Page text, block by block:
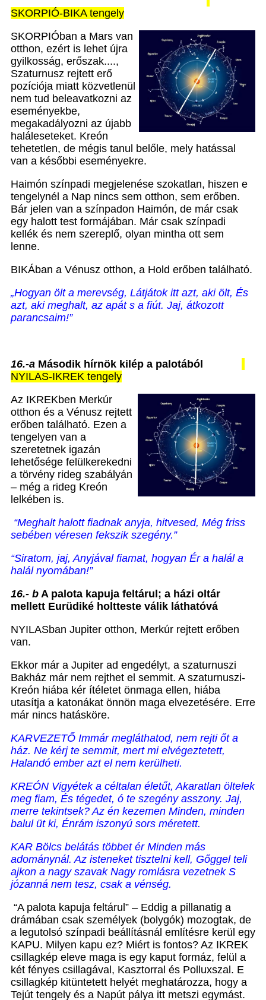
SKORPIÓ-BIKA tengely
SKORPIÓban a Mars van
otthon, ezért is lehet újra
gyilkosság, erőszak....,
Szaturnusz rejtett erő
pozíciója miatt közvetlenül
nem tud beleavatkozni az
eseményekbe,
megakadályozni az újabb
haláleseteket. Kreón
tehetetlen, de mégis tanul belőle, mely hatással
van a későbbi eseményekre.
Haimón színpadi megjelenése szokatlan, hiszen e
tengelynél a Nap nincs sem otthon, sem erőben.
Bár jelen van a színpadon Haimón, de már csak
egy halott test formájában. Már csak színpadi
kellék és nem szereplő, olyan mintha ott sem
lenne.
BIKÁban a Vénusz otthon, a Hold erőben található.
„Hogyan ölt a merevség, Látjátok itt azt, aki ölt, És
azt, aki meghalt, az apát s a fiút. Jaj, átkozott
parancsaim!”
16.-a Második hírnök kilép a palotából
NYILAS-IKREK tengely
Az IKREKben Merkúr
otthon és a Vénusz rejtett
erőben található. Ezen a
tengelyen van a
szeretetnek igazán
lehetősége felülkerekedni
a törvény rideg szabályán
– még a rideg Kreón
lelkében is.
“Meghalt halott fiadnak anyja, hitvesed, Még friss
sebében véresen fekszik szegény.”
“Siratom, jaj, Anyjával fiamat, hogyan Ér a halál a
halál nyomában!”
16.- b A palota kapuja feltárul; a házi oltár
mellett Eurüdiké holtteste válik láthatóvá
NYILASban Jupiter otthon, Merkúr rejtett erőben
van.
Ekkor már a Jupiter ad engedélyt, a szaturnuszi
Bakház már nem rejthet el semmit. A szaturnuszi-
Kreón hiába kér ítéletet önmaga ellen, hiába
utasítja a katonákat önnön maga elvezetésére. Erre
már nincs hatásköre.
KARVEZETŐ Immár megláthatod, nem rejti őt a
ház. Ne kérj te semmit, mert mi elvégeztetett,
Halandó ember azt el nem kerülheti.
KREÓN Vigyétek a céltalan életűt, Akaratlan öltelek
meg fiam, És tégedet, ó te szegény asszony. Jaj,
merre tekintsek? Az én kezemen Minden, minden
balul üt ki, Énrám iszonyú sors méretett.
KAR Bölcs belátás többet ér Minden más
adománynál. Az isteneket tisztelni kell, Gőggel teli
ajkon a nagy szavak Nagy romlásra vezetnek S
józanná nem tesz, csak a vénség.
“A palota kapuja feltárul” – Eddig a pillanatig a
drámában csak személyek (bolygók) mozogtak, de
a legutolsó színpadi beállításnál említésre kerül egy
KAPU. Milyen kapu ez? Miért is fontos? Az IKREK
csillagkép eleve maga is egy kaput formáz, felül a
két fényes csillagával, Kasztorral és Polluxszal. E
csillagkép kitüntetett helyét meghatározza, hogy a
Tejút tengely és a Napút pálya itt metszi egymást.